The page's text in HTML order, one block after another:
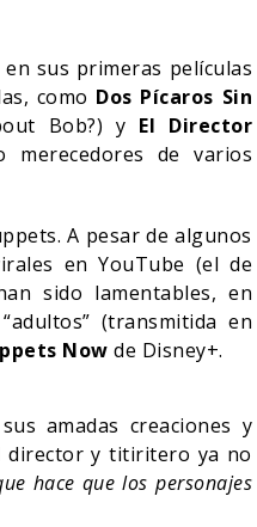
sus primeras películas
como Dos Pícaros Sin
Bob?) y El Director
merecedores de varios
A pesar de algunos
en YouTube (el de
sido lamentables, en
(transmitida en
Now de Disney+.
amadas creaciones y
director y titiritero ya no
hace que los personajes